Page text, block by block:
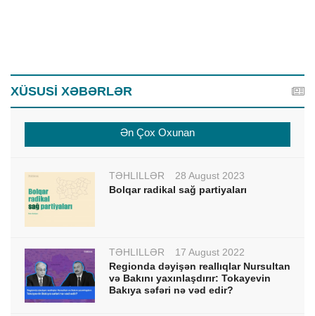
XÜSUSİ XƏBƏRLƏR
Ən Çox Oxunan
TƏHLİLLƏR
28 August 2023
Bolqar radikal sağ partiyaları
TƏHLİLLƏR
17 August 2022
Regionda dəyişən reallıqlar Nursultan
və Bakını yaxınlaşdırır: Tokayevin
Bakıya səfəri nə vəd edir?